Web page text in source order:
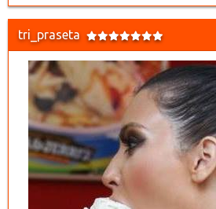
tri_praseta